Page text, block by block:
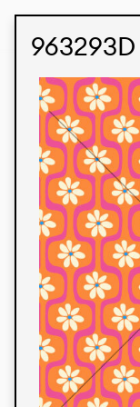
963293D
Produtos
Temos orgulho
brasileira por
com nossos
conceitos e
produtos tem
Oferecemos
tecnológicos
qualquer cor
Cores